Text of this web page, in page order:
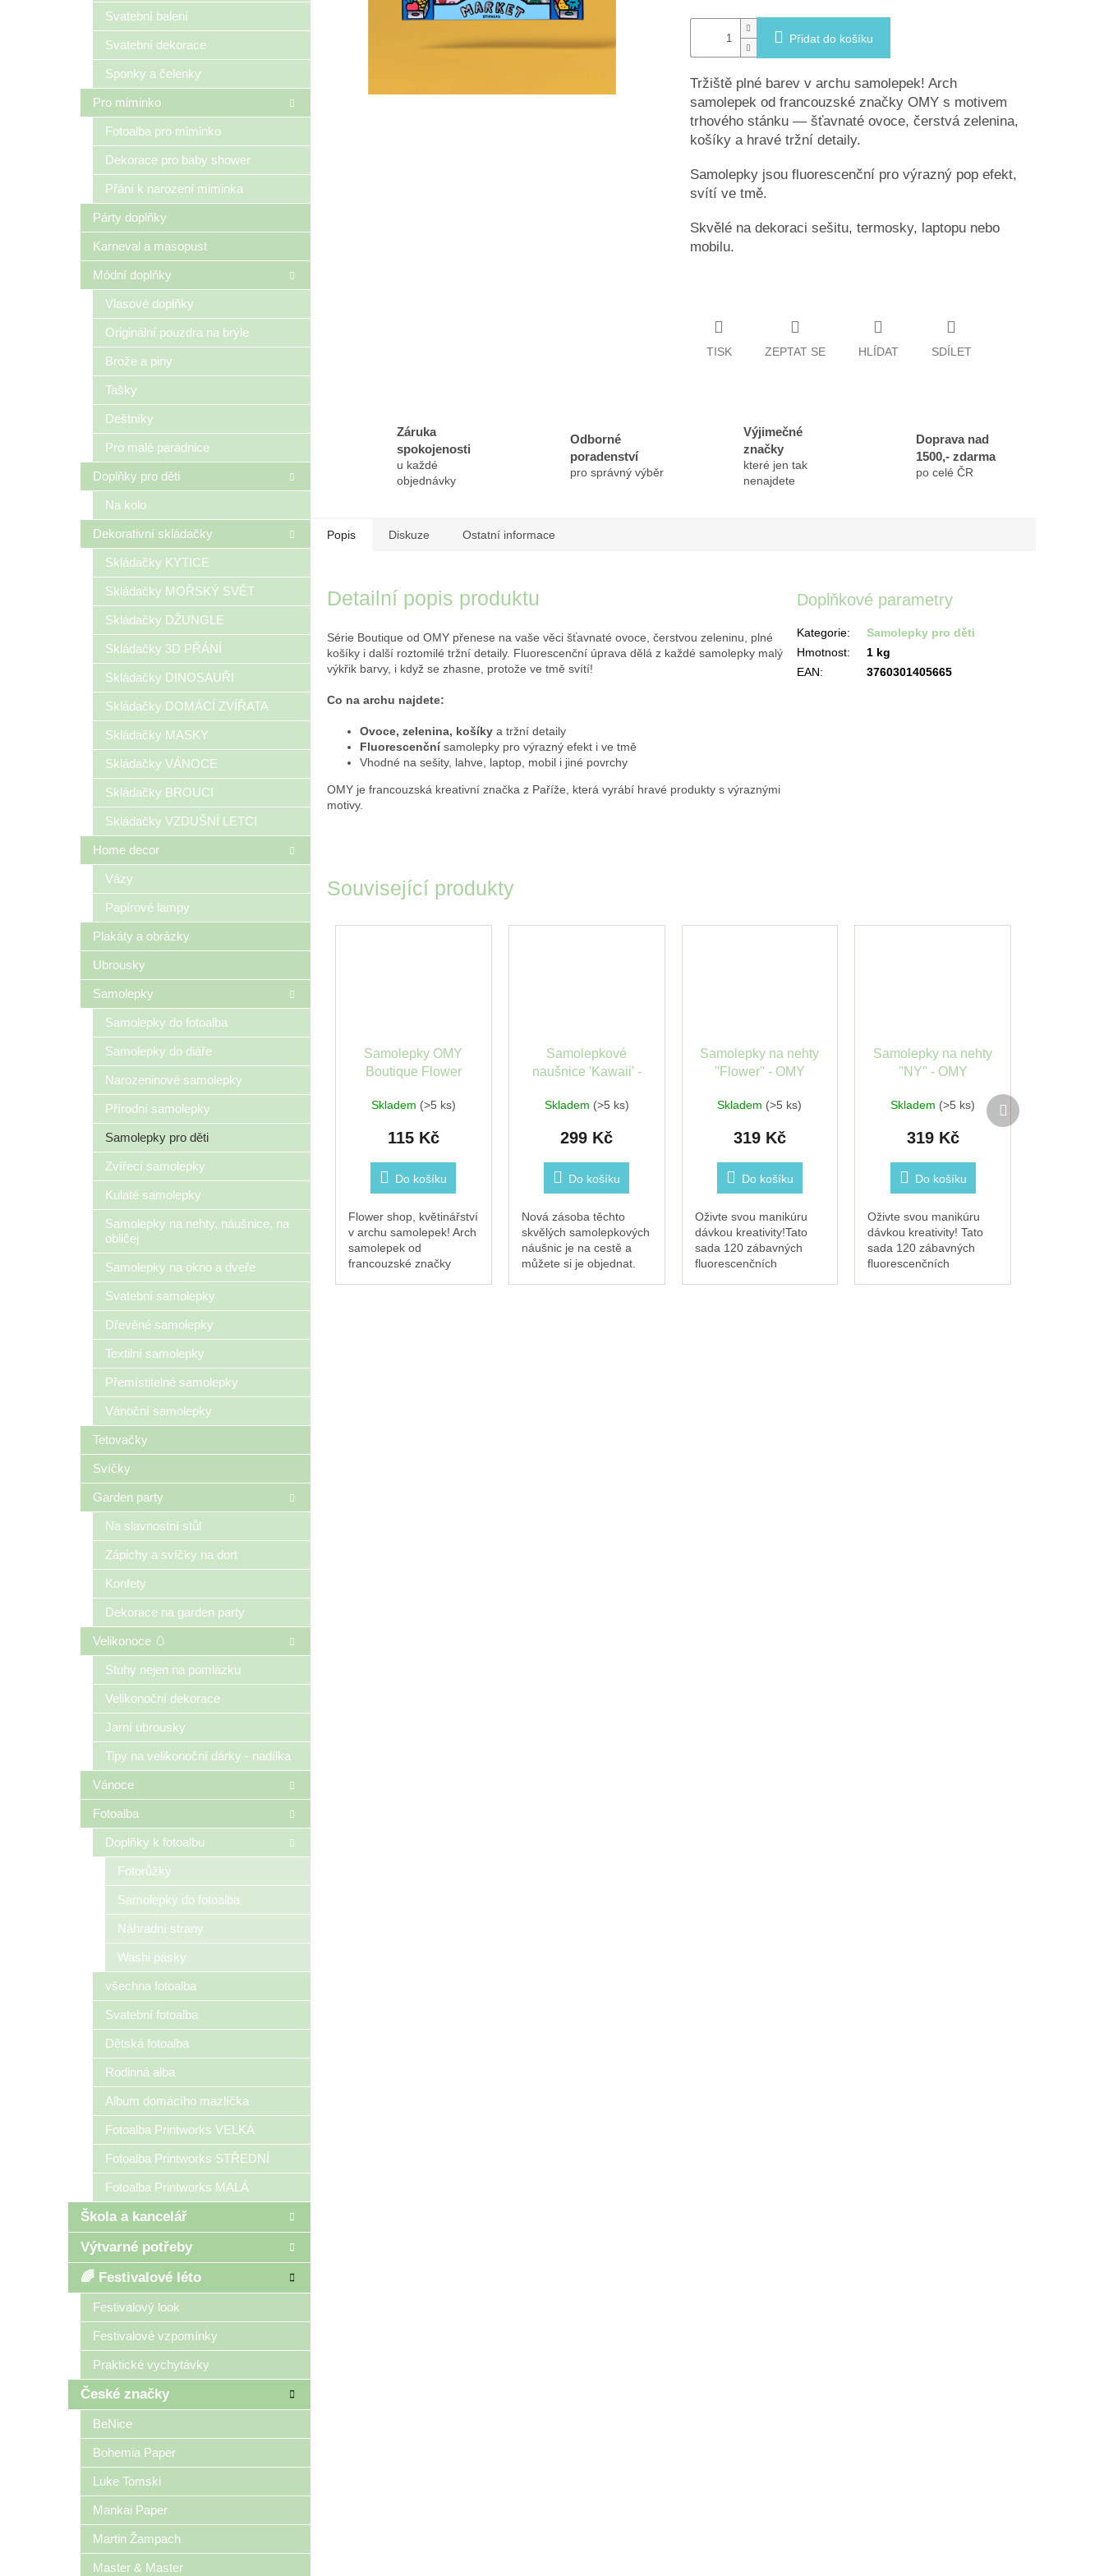
Svatební balení
Svatební dekorace
Sponky a čelenky
Pro miminko
Fotoalba pro miminko
Dekorace pro baby shower
Přání k narození miminka
Párty doplňky
Karneval a masopust
Módní doplňky
Vlasové doplňky
Originální pouzdra na brýle
Brože a piny
Tašky
Deštníky
Pro malé parádnice
Doplňky pro děti
Na kolo
Dekorativní skládačky
Skládačky KYTICE
Skládačky MOŘSKÝ SVĚT
Skládačky DŽUNGLE
Skládačky 3D PŘÁNÍ
Skládačky DINOSAUŘI
Skládačky DOMÁCÍ ZVÍŘATA
Skládačky MASKY
Skládačky VÁNOCE
Skládačky BROUCI
Skládačky VZDUŠNÍ LETCI
Home decor
Vázy
Papírové lampy
Plakáty a obrázky
Ubrousky
Samolepky
Samolepky do fotoalba
Samolepky do diáře
Narozeninové samolepky
Přírodní samolepky
Samolepky pro děti
Zvířecí samolepky
Kulaté samolepky
Samolepky na nehty, náušnice, na
obličej
Samolepky na okno a dveře
Svatební samolepky
Dřevěné samolepky
Textilní samolepky
Přemístitelné samolepky
Vánoční samolepky
Tetovačky
Svíčky
Garden party
Na slavnostní stůl
Zápichy a svíčky na dort
Konfety
Dekorace na garden party
Velikonoce 🥚
Stuhy nejen na pomlázku
Velikonoční dekorace
Jarní ubrousky
Tipy na velikonoční dárky - nadílka
Vánoce
Fotoalba
Doplňky k fotoalbu
Fotorůžky
Samolepky do fotoalba
Náhradní strany
Washi pásky
všechna fotoalba
Svatební fotoalba
Dětská fotoalba
Rodinná alba
Album domácího mazlíčka
Fotoalba Printworks VELKÁ
Fotoalba Printworks STŘEDNÍ
Fotoalba Printworks MALÁ
Škola a kancelář
Výtvarné potřeby
🌈 Festivalové léto
Festivalový look
Festivalové vzpomínky
Praktické vychytávky
České značky
BeNice
Bohemia Paper
Luke Tomski
Mankai Paper
Martin Žampach
Master & Master
Přidat do košíku
Tržiště plné barev v archu samolepek! Arch
samolepek od francouzské značky OMY s motivem
trhového stánku — šťavnaté ovoce, čerstvá zelenina,
košíky a hravé tržní detaily.
Samolepky jsou fluorescenční pro výrazný pop efekt,
svítí ve tmě.
Skvělé na dekoraci sešitu, termosky, laptopu nebo
mobilu.
TISK ZEPTAT SE HLÍDAT SDÍLET
Záruka
spokojenosti
u každé
objednávky
Odborné
poradenství
pro správný výběr
Výjimečné
značky
které jen tak
nenajdete
Doprava nad
1500,- zdarma
po celé ČR
Související produkty
Samolepky OMY
Boutique Flower
Skladem (>5 ks)
115 Kč
Do košíku
Flower shop, květinářství
v archu samolepek! Arch
samolepek od
francouzské značky
Samolepkové
naušnice 'Kawaii' -
Skladem (>5 ks)
299 Kč
Do košíku
Nová zásoba těchto
skvělých samolepkových
náušnic je na cestě a
můžete si je objednat.
Samolepky na nehty
''Flower'' - OMY
Skladem (>5 ks)
319 Kč
Do košíku
Oživte svou manikúru
dávkou kreativity!Tato
sada 120 zábavných
fluorescenčních
Samolepky na nehty
''NY'' - OMY
Skladem (>5 ks)
319 Kč
Do košíku
Oživte svou manikúru
dávkou kreativity! Tato
sada 120 zábavných
fluorescenčních
Další
produkt
Popis Diskuze Ostatní informace
Detailní popis produktu
Série Boutique od OMY přenese na vaše věci šťavnaté ovoce, čerstvou zeleninu, plné
košíky i další roztomilé tržní detaily. Fluorescenční úprava dělá z každé samolepky malý
výkřik barvy, i když se zhasne, protože ve tmě svítí!
Co na archu najdete:
Ovoce, zelenina, košíky a tržní detaily
Fluorescenčnísamolepky pro výrazný efekt i ve tmě
Vhodné na sešity, lahve, laptop, mobil i jiné povrchy
OMY je francouzská kreativní značka z Paříže, která vyrábí hravé produkty s výraznými
motivy.
Doplňkové parametry
Kategorie:
Samolepky pro děti
Hmotnost:
1 kg
EAN: 3760301405665